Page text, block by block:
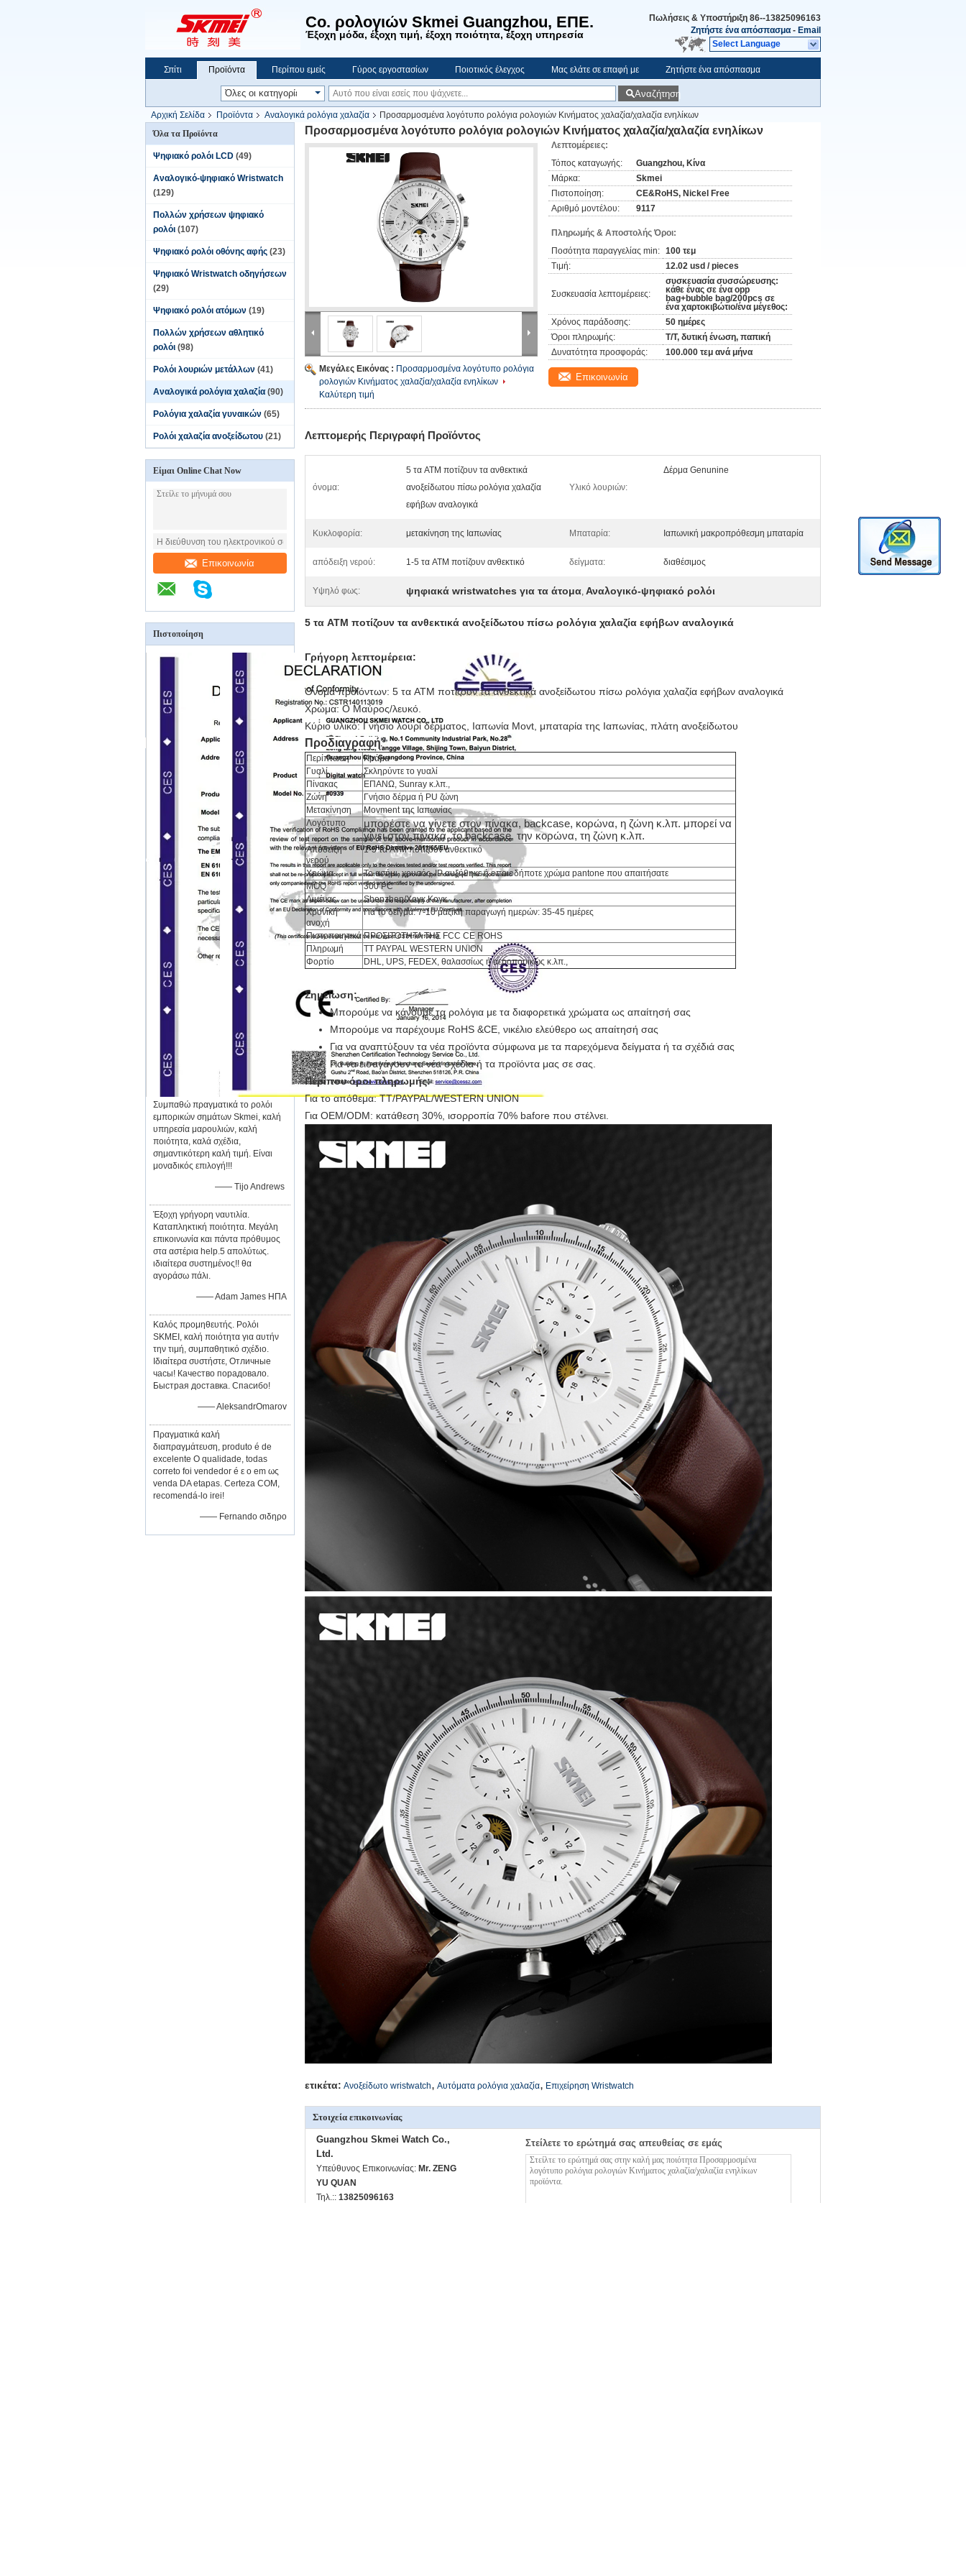
Co. ρολογιών Skmei Guangzhou, ΕΠΕ.
Έξοχη μόδα, έξοχη τιμή, έξοχη ποιότητα, έξοχη υπηρεσία
Πωλήσεις & Υποστήριξη 86--13825096163
Ζητήστε ένα απόσπασμα - Email
Select Language
Σπίτι Προϊόντα Περίπου εμείς Γύρος εργοστασίων Ποιοτικός έλεγχος Μας ελάτε σε επαφή με Ζητήστε ένα απόσπασμα
Αναζήτηση
Αρχική Σελίδα Προϊόντα Αναλογικά ρολόγια χαλαζία
Προσαρμοσμένα λογότυπο ρολόγια ρολογιών Κινήματος χαλαζία/χαλαζία ενηλίκων
Όλα τα Προϊόντα
Ψηφιακό ρολόι LCD (49)
Αναλογικό-ψηφιακό Wristwatch
(129)
Πολλών χρήσεων ψηφιακό
ρολόι (107)
Ψηφιακό ρολόι οθόνης αφής (23)
Ψηφιακό Wristwatch οδηγήσεων
(29)
Ψηφιακό ρολόι ατόμων (19)
Πολλών χρήσεων αθλητικό
ρολόι (98)
Ρολόι λουριών μετάλλων (41)
Αναλογικά ρολόγια χαλαζία (90)
Ρολόγια χαλαζία γυναικών (65)
Ρολόι χαλαζία ανοξείδωτου (21)
Είμαι Online Chat Now
Επικοινωνία
Πιστοποίηση
Συμπαθώ πραγματικά το ρολόι
εμπορικών σημάτων Skmei, καλή
υπηρεσία μαρουλιών, καλή
ποιότητα, καλά σχέδια,
σημαντικότερη καλή τιμή. Είναι
μοναδικός επιλογή!!!
—— Tijo Andrews
Έξοχη γρήγορη ναυτιλία.
Καταπληκτική ποιότητα. Μεγάλη
επικοινωνία και πάντα πρόθυμος
στα αστέρια help.5 απολύτως.
ιδιαίτερα συστημένος!! θα
αγοράσω πάλι.
—— Adam James ΗΠΑ
Καλός προμηθευτής. Ρολόι
SKMEI, καλή ποιότητα για αυτήν
την τιμή, συμπαθητικό σχέδιο.
Ιδιαίτερα συστήστε, Отличные
часы! Качество порадовало.
Быстрая доставка. Спасибо!
—— AleksandrOmarov
Πραγματικά καλή
διαπραγμάτευση, produto é de
excelente Ο qualidade, todas
correto foi vendedor é ε ο em ως
venda DA etapas. Certeza COM,
recomendá-lo irei!
—— Fernando σιδηρο
Προσαρμοσμένα λογότυπο ρολόγια ρολογιών Κινήματος χαλαζία/χαλαζία ενηλίκων
Μεγάλες Εικόνας : Προσαρμοσμένα λογότυπο ρολόγια
ρολογιών Κινήματος χαλαζία/χαλαζία ενηλίκων
Καλύτερη τιμή
Λεπτομέρειες:
Τόπος καταγωγής:
Guangzhou, Κίνα
Μάρκα:
Skmei
Πιστοποίηση:
CE&RoHS, Nickel Free
Αριθμό μοντέλου:
9117
Πληρωμής & Αποστολής Όροι:
Ποσότητα παραγγελίας min: 100 τεμ
Τιμή:
12.02 usd / pieces
Συσκευασία λεπτομέρειες:
συσκευασία συσσώρευσης:
κάθε ένας σε ένα opp
bag+bubble bag/200pcs σε
ένα χαρτοκιβώτιο/ένα μέγεθος:
Χρόνος παράδοσης:
50 ημέρες
Όροι πληρωμής:
T/T, δυτική ένωση, παπική
Δυνατότητα προσφοράς:
100.000 τεμ ανά μήνα
Επικοινωνία
Λεπτομερής Περιγραφή Προϊόντος
όνομα:
5 τα ATM ποτίζουν τα ανθεκτικά
ανοξείδωτου πίσω ρολόγια χαλαζία
εφήβων αναλογικά
Υλικό λουριών:
Δέρμα Genunine
Κυκλοφορία: μετακίνηση της Ιαπωνίας Μπαταρία: Ιαπωνική μακροπρόθεσμη μπαταρία
απόδειξη νερού: 1-5 τα ATM ποτίζουν ανθεκτικό δείγματα: διαθέσιμος
Υψηλό φως: ψηφιακά wristwatches για τα άτομα, Αναλογικό-ψηφιακό ρολόι
5 τα ATM ποτίζουν τα ανθεκτικά ανοξείδωτου πίσω ρολόγια χαλαζία εφήβων αναλογικά
Γρήγορη λεπτομέρεια:
Όνομα προϊόντων: 5 τα ATM ποτίζουν τα ανθεκτικά ανοξείδωτου πίσω ρολόγια χαλαζία εφήβων αναλογικά
Χρώμα: Ο Μαύρος/λευκό.
Κύριο υλικό: Γνήσιο λουρί δέρματος, Ιαπωνία Movt, μπαταρία της Ιαπωνίας, πλάτη ανοξείδωτου
Προδιαγραφή
Περίπτωση
Κράμα
Γυαλί
Σκληρύντε το γυαλί
Πίνακας
ΕΠΑΝΩ, Sunray κ.λπ.,
Ζώνη
Γνήσιο δέρμα ή PU ζώνη
Μετακίνηση
Movment της Ιαπωνίας
Λογότυπο
μπορέστε να γίνετε στον πίνακα, backcase, κορώνα, η ζώνη κ.λπ. μπορεί να
γίνει στον πίνακα, το backcase, την κορώνα, τη ζώνη κ.λπ.
Απόδειξη
νερού
1-5 τα ATM ποτίζουν ανθεκτικό
Χρώμα
Το ασήμι, χρυσός, IP αυξήθηκε ή οποιοδήποτε χρώμα pantone που απαιτήσατε
MOQ
300 PC
Λιμένας
Shenzhen/Χογκ Κογκ
Χρονική
ανοχή
Για το δείγμα: 7-10 μαζική παραγωγή ημερών: 35-45 ημέρες
Πιστοποιητικά ΠΡΟΣΙΤΌΤΗΤΑ ΤΗΣ FCC CE ROHS
Πληρωμή
TT PAYPAL WESTERN UNION
Φορτίο
DHL, UPS, FEDEX, θαλασσίως ή αεροπορικώς κ.λπ.,
Σημείωση:
Μπορούμε να κάνουμε τα ρολόγια με τα διαφορετικά χρώματα ως απαίτησή σας
Μπορούμε να παρέχουμε RoHS &CE, νικέλιο ελεύθερο ως απαίτησή σας
Για να αναπτύξουν τα νέα προϊόντα σύμφωνα με τα παρεχόμενα δείγματα ή τα σχέδιά σας
Για να εισαγάγουν τα νέα σχέδια ή τα προϊόντα μας σε σας.
Περίπου όροι πληρωμής:
Για το απόθεμα: TT/PAYPAL/WESTERN UNION
Για OEM/ODM: κατάθεση 30%, ισορροπία 70% bafore που στέλνει.
ετικέτα: Ανοξείδωτο wristwatch, Αυτόματα ρολόγια χαλαζία, Επιχείρηση Wristwatch
Στοιχεία επικοινωνίας
Guangzhou Skmei Watch Co.,
Ltd.
Υπεύθυνος Επικοινωνίας: Mr. ZENG
YU QUAN
Τηλ.:: 13825096163
Στείλετε το ερώτημά σας απευθείας σε εμάς